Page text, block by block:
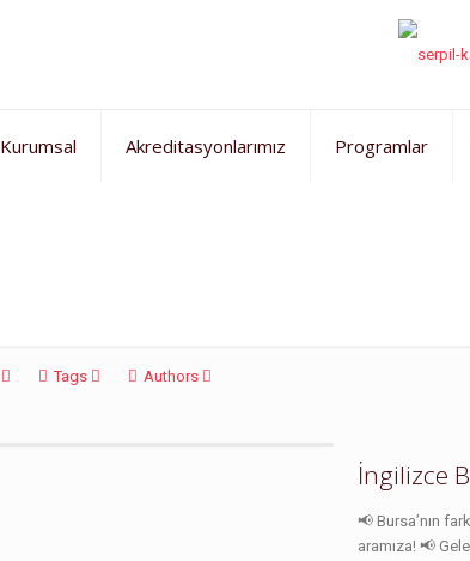
Kurumsal Akreditasyonlarımız Programlar
Tags Authors
İngilizce
📢 Bursa’nın
aramıza! 📢